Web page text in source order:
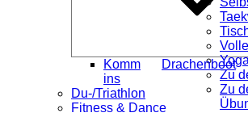
Komm
ins
Drachenboot
Du-/Triathlon
Fitness & Dance
Zu
Zu